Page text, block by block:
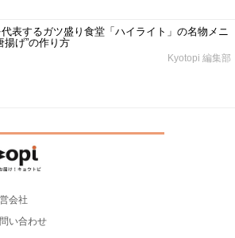
表するガツ盛り食堂「ハイライト」の名物メニ
揚げ”の作り方
Kyotopi 編集部
会社
い合わせ